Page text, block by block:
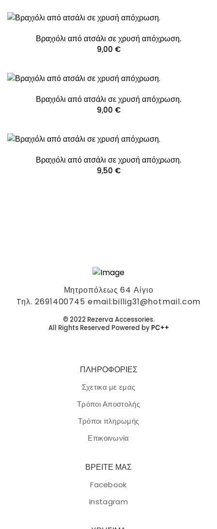
Βραχιόλι από ατσάλι σε χρυσή απόχρωση.
9,00 €
Βραχιόλι από ατσάλι σε χρυσή απόχρωση.
9,00 €
Βραχιόλι από ατσάλι σε χρυσή απόχρωση.
9,50 €
Μητροπόλεως 64 Αίγιο
Tηλ. 2691400745 email:billig31@hotmail.com
© 2022 Rezerva Accessories.
All Rights Reserved Powered by PC++
ΠΛΗΡΟΦΟΡΙΕΣ
Σχετικα με εμας
Τρόποι Αποστολής
Τρόποι πληρωμής
Επικοινωνία
ΒΡΕΙΤΕ ΜΑΣ
Facebook
Instagram